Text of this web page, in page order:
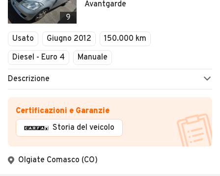
9
Avantgarde
Usato Giugno 2012
150.000 km
Diesel - Euro 4
Manuale
Descrizione
Certificazioni e Garanzie
Storia del veicolo
Olgiate Comasco (CO)